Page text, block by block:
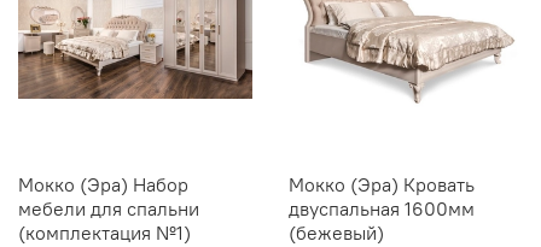
Мокко (Эра) Набор
мебели для спальни
(комплектация №1)
Мокко (Эра) Кровать
двуспальная 1600мм
(бежевый)